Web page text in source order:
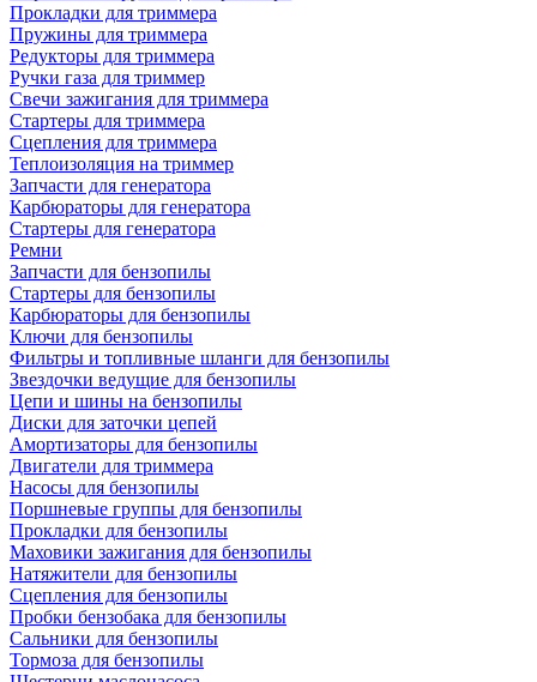
Прокладки для триммера
Пружины для триммера
Редукторы для триммера
Ручки газа для триммер
Свечи зажигания для триммера
Стартеры для триммера
Сцепления для триммера
Теплоизоляция на триммер
Запчасти для генератора
Карбюраторы для генератора
Стартеры для генератора
Ремни
Запчасти для бензопилы
Стартеры для бензопилы
Карбюраторы для бензопилы
Ключи для бензопилы
Фильтры и топливные шланги для бензопилы
Звездочки ведущие для бензопилы
Цепи и шины на бензопилы
Диски для заточки цепей
Амортизаторы для бензопилы
Двигатели для триммера
Насосы для бензопилы
Поршневые группы для бензопилы
Прокладки для бензопилы
Маховики зажигания для бензопилы
Натяжители для бензопилы
Сцепления для бензопилы
Пробки бензобака для бензопилы
Сальники для бензопилы
Тормоза для бензопилы